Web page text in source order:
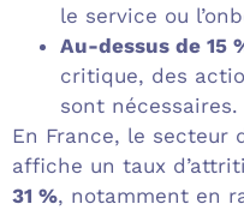
le service ou
Au-dessus de 15
critique, des
sont nécessaires.
En France, le secteur
affiche un taux
31 %, notamment en